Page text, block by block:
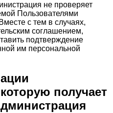
не проверяет
Пользователями
с тем в случаях,
соглашением,
подтверждение
им персональной
получает